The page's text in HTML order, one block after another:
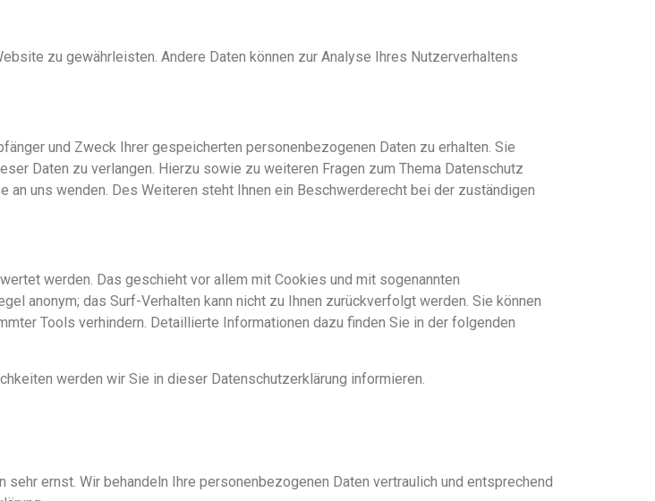
zu gewährleisten. Andere Daten können zur Analyse Ihres Nutzerverhaltens
und Zweck Ihrer gespeicherten personenbezogenen Daten zu erhalten. Sie
Daten zu verlangen. Hierzu sowie zu weiteren Fragen zum Thema Datenschutz
uns wenden. Des Weiteren steht Ihnen ein Beschwerderecht bei der zuständigen
werden. Das geschieht vor allem mit Cookies und mit sogenannten
anonym; das Surf-Verhalten kann nicht zu Ihnen zurückverfolgt werden. Sie können
Tools verhindern. Detaillierte Informationen dazu finden Sie in der folgenden
werden wir Sie in dieser Datenschutzerklärung informieren.
ernst. Wir behandeln Ihre personenbezogenen Daten vertraulich und entsprechend